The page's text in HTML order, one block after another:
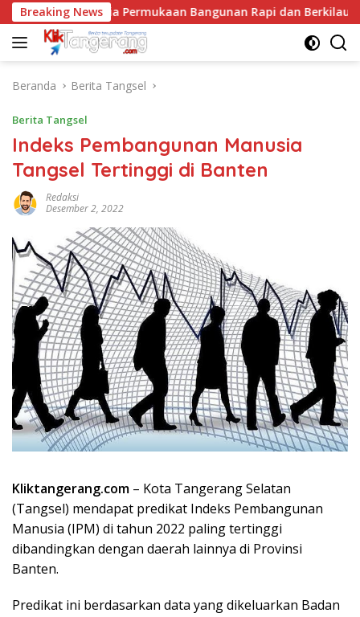
Langsung
ke
konten
Breaking News
Rahasia Permukaan Bangunan Rapi dan Berkilau
Beranda Berita Tangsel
Berita Tangsel
Indeks Pembangunan Manusia
Tangsel Tertinggi di Banten
Redaksi
Desember 2, 2022
Kliktangerang.com – Kota Tangerang Selatan
(Tangsel) mendapat predikat Indeks Pembangunan
Manusia (IPM) di tahun 2022 paling tertinggi
dibandingkan dengan daerah lainnya di Provinsi
Banten.
Predikat ini berdasarkan data yang dikeluarkan Badan